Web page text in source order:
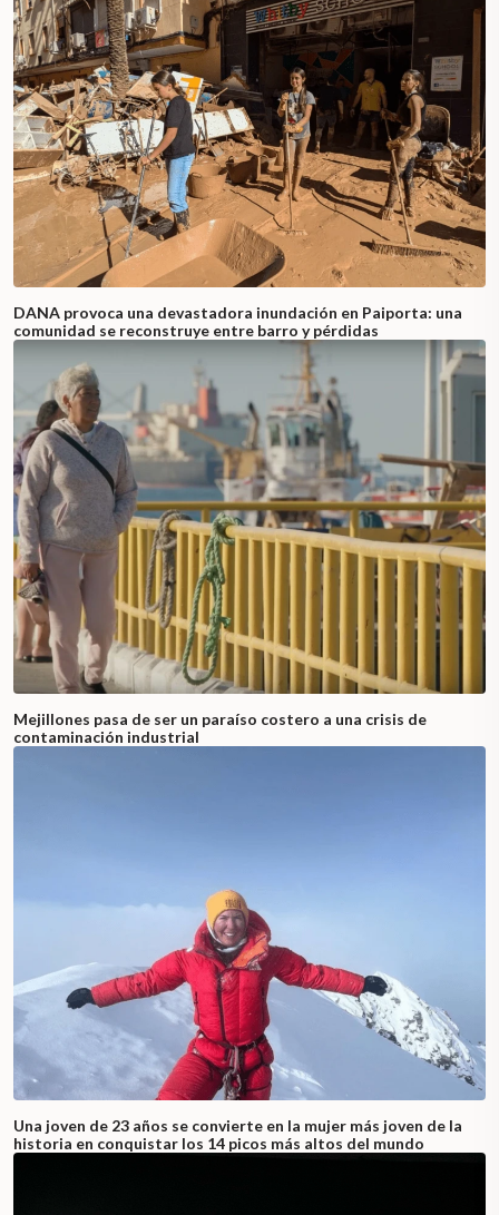
DANA provoca una devastadora inundación en Paiporta: una
comunidad se reconstruye entre barro y pérdidas
Mejillones pasa de ser un paraíso costero a una crisis de
contaminación industrial
Una joven de 23 años se convierte en la mujer más joven de la
historia en conquistar los 14 picos más altos del mundo